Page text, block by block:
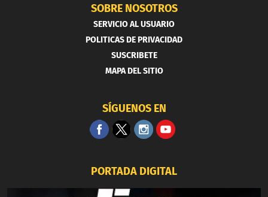
SOBRE NOSOTROS
SERVICIO AL USUARIO
POLITICAS DE PRIVACIDAD
SUSCRIBETE
MAPA DEL SITIO
SÍGUENOS EN
PORTADA DIGITAL